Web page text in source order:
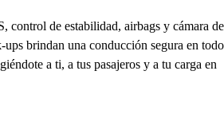
control de estabilidad, airbags y cámara de
ups brindan una conducción segura en todo
a ti, a tus pasajeros y a tu carga en